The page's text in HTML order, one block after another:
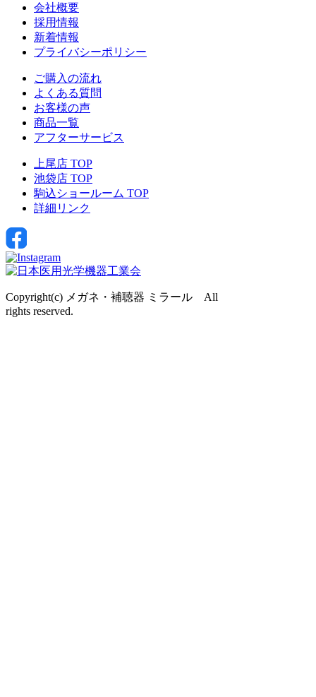
会社概要
採用情報
新着情報
プライバシーポリシー
ご購入の流れ
よくある質問
お客様の声
商品一覧
アフターサービス
上尾店 TOP
池袋店 TOP
駒込ショールーム TOP
詳細リンク
Copyright(c) メガネ・補聴器 ミラール All
rights reserved.